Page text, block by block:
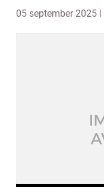
05 september 2025